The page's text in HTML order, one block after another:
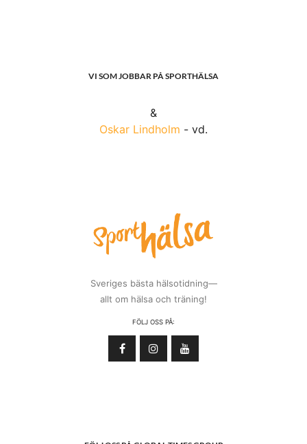
VI SOM JOBBAR PÅ SPORTHÄLSA
&
Oskar Lindholm - vd.
Sveriges bästa hälsotidning—
allt om hälsa och träning!
FÖLJ OSS PÅ: